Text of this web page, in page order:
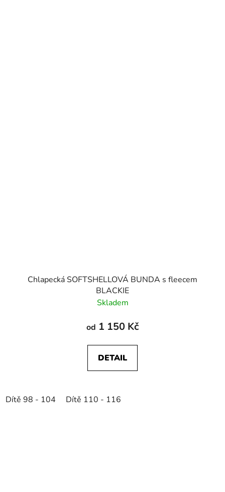
Chlapecká SOFTSHELLOVÁ BUNDA s fleecem
BLACKIE
Skladem
od 1 150 Kč
DETAIL
Dítě 98 - 104 Dítě 110 - 116